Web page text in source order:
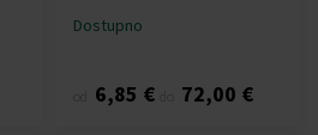
Dostupno
6,85 € 72,00 €